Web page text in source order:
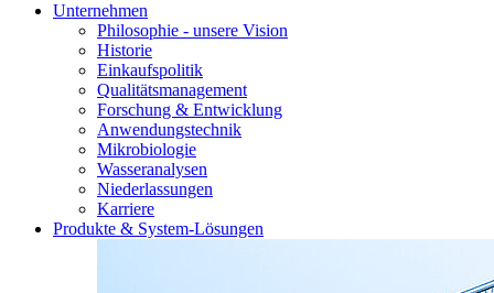
Unternehmen
Philosophie - unsere Vision
Historie
Einkaufspolitik
Qualitätsmanagement
Forschung & Entwicklung
Anwendungstechnik
Mikrobiologie
Wasseranalysen
Niederlassungen
Karriere
Produkte & System-Lösungen